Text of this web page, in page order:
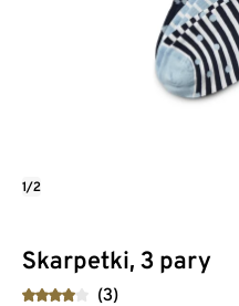
Skarpetki, 3 pary
(3)
1/2